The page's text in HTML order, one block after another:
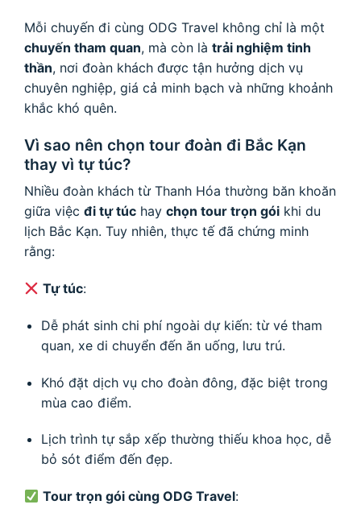
Mỗi chuyến đi cùng ODG Travel không chỉ là một
chuyến tham quan, mà còn là trải nghiệm tinh
thần, nơi đoàn khách được tận hưởng dịch vụ
chuyên nghiệp, giá cả minh bạch và những khoảnh
khắc khó quên.
Vì sao nên chọn tour đoàn đi Bắc Kạn
thay vì tự túc?
Nhiều đoàn khách từ Thanh Hóa thường băn khoăn
giữa việc đi tự túc hay chọn tour trọn gói khi du
lịch Bắc Kạn. Tuy nhiên, thực tế đã chứng minh
rằng:
Tự túc:
Dễ phát sinh chi phí ngoài dự kiến: từ vé tham
quan, xe di chuyển đến ăn uống, lưu trú.
Khó đặt dịch vụ cho đoàn đông, đặc biệt trong
mùa cao điểm.
Lịch trình tự sắp xếp thường thiếu khoa học, dễ
bỏ sót điểm đến đẹp.
Tour trọn gói cùng ODG Travel: